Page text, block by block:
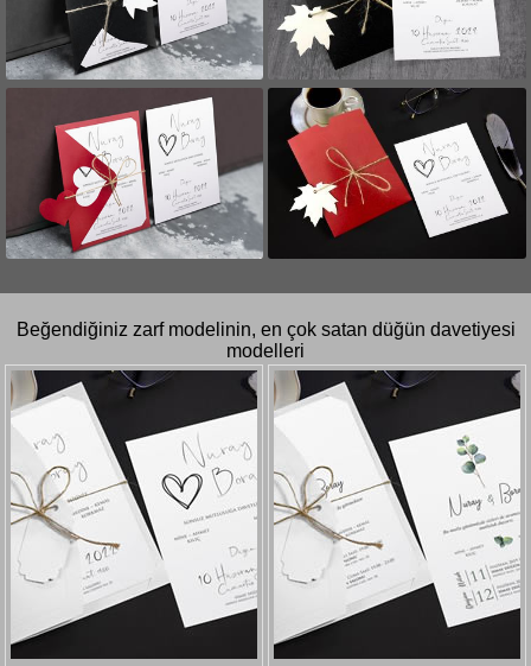
Beğendiğiniz zarf modelinin, en çok satan düğün davetiyesi
modelleri